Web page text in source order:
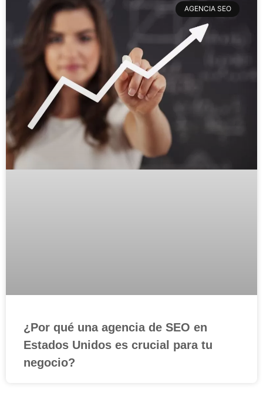
AGENCIA SEO
¿Por qué una agencia de SEO en
Estados Unidos es crucial para tu
negocio?